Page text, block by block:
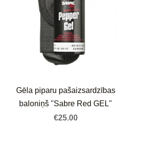
Gēla piparu pašaizsardzības
baloniņš "Sabre Red GEL"
€25.00